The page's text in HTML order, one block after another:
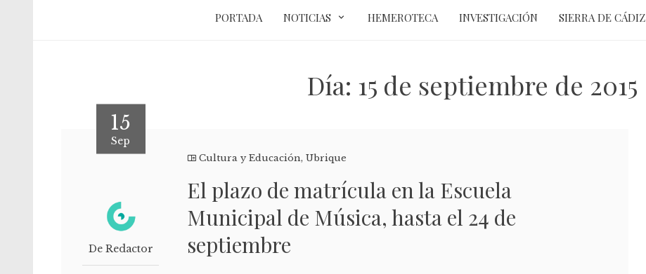
PORTADA NOTICIAS HEMEROTECA INVESTIGACIÓN SIERRA DE CÁDIZ
Día: 15 de septiembre de 2015
15
Sep
De Redactor
Cultura y Educación,Ubrique
El plazo de matrícula en la Escuela
Municipal de Música, hasta el 24 de
septiembre